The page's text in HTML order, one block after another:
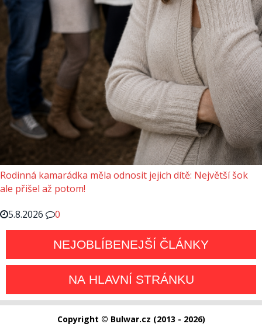
Rodinná kamarádka měla odnosit jejich dítě: Největší šok
ale přišel až potom!
5.8.2026
0
NEJOBLÍBENEJŠÍ ČLÁNKY
NA HLAVNÍ STRÁNKU
Copyright © Bulwar.cz (2013 - 2026)